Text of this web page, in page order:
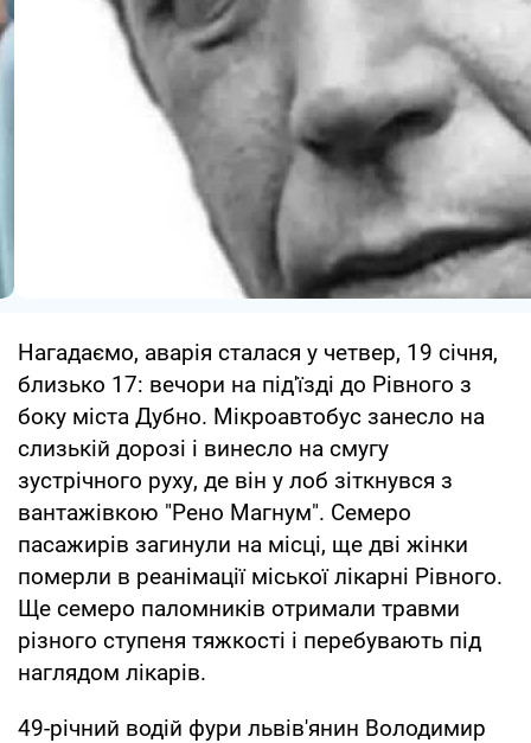
Нагадаємо, аварія сталася у четвер, 19 січня,
близько 17: вечори на під'їзді до Рівного з
боку міста Дубно. Мікроавтобус занесло на
слизькій дорозі і винесло на смугу
зустрічного руху, де він у лоб зіткнувся з
вантажівкою "Рено Магнум". Семеро
пасажирів загинули на місці, ще дві жінки
померли в реанімації міської лікарні Рівного.
Ще семеро паломників отримали травми
різного ступеня тяжкості і перебувають під
наглядом лікарів.
49-річний водій фури львів'янин Володимир